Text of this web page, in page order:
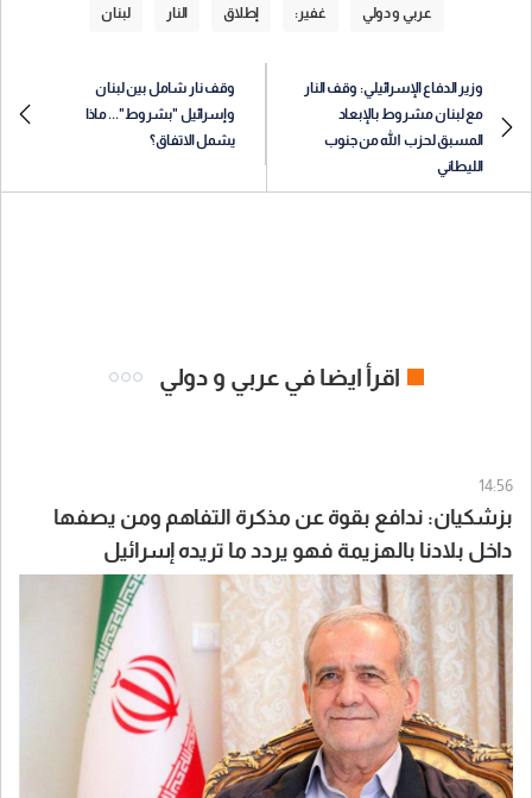
عربي و دولي غفير: إطلاق النار لبنان
وزير الدفاع الإسرائيلي: وقف النار
مع لبنان مشروط بالإبعاد
المسبق لحزب الله من جنوب
الليطاني
وقف نار شامل بين لبنان
وإسرائيل "بشروط"... ماذا
يشمل الاتفاق؟
اقرأ ايضا في عربي و دولي
14:56
بزشكيان: ندافع بقوة عن مذكرة التفاهم ومن يصفها
داخل بلادنا بالهزيمة فهو يردد ما تريده إسرائيل